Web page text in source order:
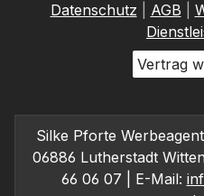
Datenschutz AGB
Vertrag
Silke Pforte
06886 Lutherstadt
66 06 07 | E-Mail: